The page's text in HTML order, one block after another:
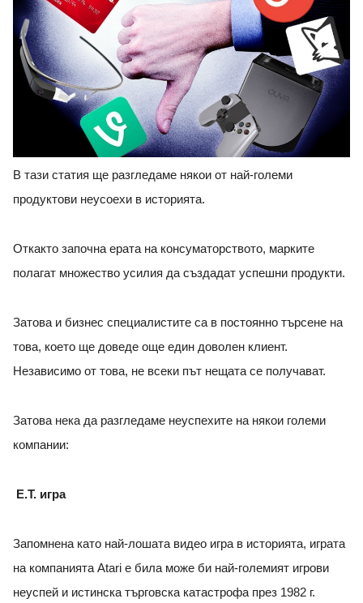
В тази статия ще разгледаме някои от най-големи
продуктови неусоехи в историята.
Откакто започна ерата на консуматорството, марките
полагат множество усилия да създадат успешни продукти.
Затова и бизнес специалистите са в постоянно търсене на
това, което ще доведе още един доволен клиент.
Независимо от това, не всеки път нещата се получават.
Затова нека да разгледаме неуспехите на някои големи
компании:
E.T. игра
Запомнена като най-лошата видео игра в историята, играта
на компанията Atari е била може би най-големият игрови
неуспей и истинска търговска катастрофа през 1982 г.